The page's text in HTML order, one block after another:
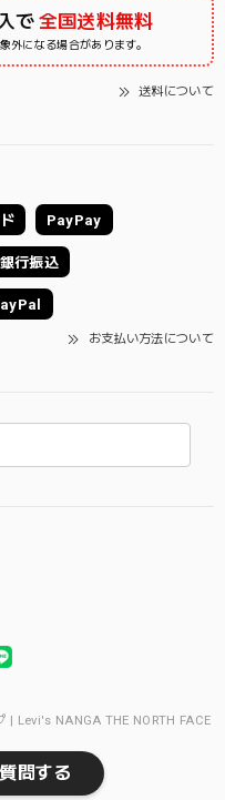
で全国送料無料
外になる場合があります。
送料について
PayPay
銀行振込
お支払い方法について
| Levi's NANGA THE NORTH FACE
問する